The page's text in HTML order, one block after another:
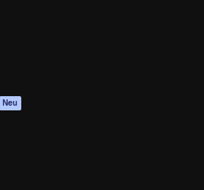
Neu